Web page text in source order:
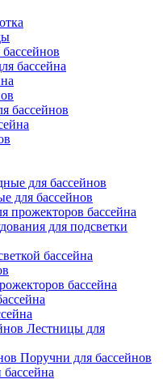
бассейна
бассейнов
для бассейнов
для бассейнов
прожекторов бассейна
для подсветки
бассейна
бассейна
Лестницы для
Поручни для бассейнов